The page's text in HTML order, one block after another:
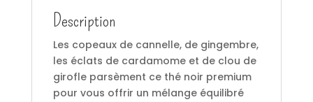
Description
Les copeaux de cannelle, de gingembre,
les éclats de cardamome et de clou de
girofle parsèment ce thé noir premium
pour vous offrir un mélange équilibré